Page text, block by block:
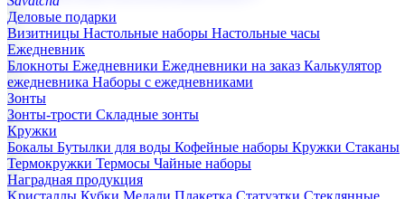
Деловые подарки
Визитницы Настольные наборы Настольные часы
Ежедневник
Блокноты Ежедневники Ежедневники на заказ Калькулятор
ежедневника Наборы с ежедневниками
Зонты
Зонты-трости Складные зонты
Кружки
Бокалы Бутылки для воды Кофейные наборы Кружки Стаканы
Термокружки Термосы Чайные наборы
Наградная продукция
Kристаллы Кубки Медали Плакетка Статуэтки Стеклянные